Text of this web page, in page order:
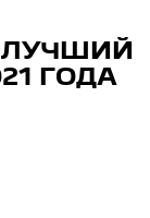
ЛУЧШИЙ
ГОДА